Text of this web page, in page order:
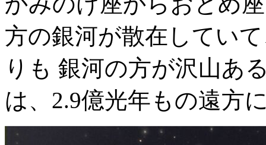
方の銀河が散在してい
りも 銀河の方が沢山あ
は、2.9億光年もの遠方